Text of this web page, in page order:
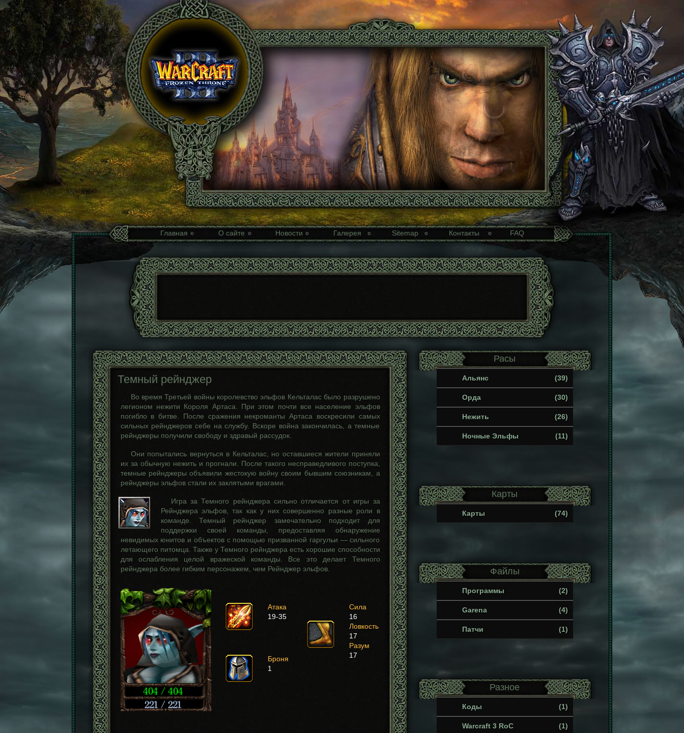
Главная О сайте Новости Галерея Sitemap Контакты FAQ
Темный рейнджер
Во время Третьей войны королевство эльфов Кельталас было разрушено
легионом нежити Короля Артаса. При этом почти все население эльфов
погибло в битве. После сражения некроманты Артаса воскресили самых
сильных рейнджеров себе на службу. Вскоре война закончилась, а темные
рейнджеры получили свободу и здравый рассудок.
Они попытались вернуться в Кельталас, но оставшиеся жители приняли
их за обычную нежить и прогнали. После такого несправедливого поступка,
темные рейнджеры объявили жестокую войну своим бывшим союзникам, а
рейнджеры эльфов стали их заклятыми врагами.
Игра за Темного рейнджера сильно отличается от игры за
Рейнджера эльфов, так как у них совершенно разные роли в
команде. Темный рейнджер замечательно подходит для
поддержки своей команды, предоставляя обнаружение
невидимых юнитов и объектов с помощью призванной гаргульи — сильного
летающего питомца. Также у Темного рейнджера есть хорошие способности
для ослабления целой вражеской команды. Все это делает Темного
рейнджера более гибким персонажем, чем Рейнджер эльфов.
Атака
19-35
Броня
1
Сила
16
Ловкость
17
Разум
17
Расы
Альянс (39)
Орда (30)
Нежить (26)
Ночные Эльфы (11)
Карты
Карты (74)
Файлы
Программы (2)
Garena (4)
Патчи (1)
Разное
Коды (1)
Warcraft 3 RoC (1)